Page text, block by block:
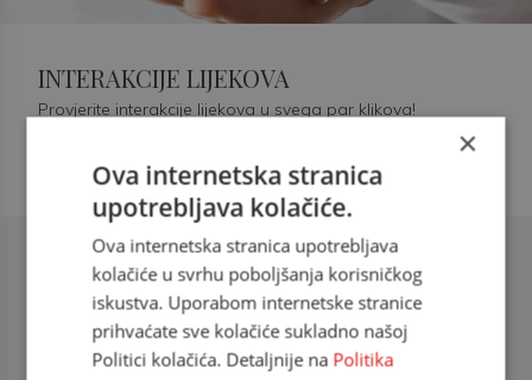
Šećerna bolest tip 2 = kardiovaskularna
doc. dr. sc. Višnja Kokić Maleš,
dr.med., specijalististica
INTERAKCIJE LIJEKOVA
Provjerite interakcije lijekova u svega par klikova!
×
Ova internetska stranica
upotrebljava kolačiće.
Ova internetska stranica upotrebljava
kolačiće u svrhu poboljšanja korisničkog
iskustva. Uporabom internetske stranice
prihvaćate sve kolačiće sukladno našoj
Politici kolačića. Detaljnije na Politika